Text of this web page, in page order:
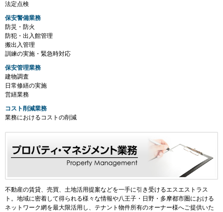
法定点検
保安警備業務
防災・防火
防犯・出入館管理
搬出入管理
訓練の実施・緊急時対応
保安管理業務
建物調査
日常修繕の実施
営繕業務
コスト削減業務
業務におけるコストの削減
不動産の賃貸、売買、土地活用提案などを一手に引き受けるエスエストラス
ト。地域に密着して得られる様々な情報や八王子・日野・多摩都市圏における
ネットワーク網を最大限活用し、テナント物件所有のオーナー様へご提供いた